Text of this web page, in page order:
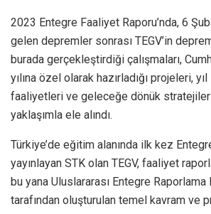
2023 Entegre Faaliyet Raporu’nda, 6
gelen depremler sonrası TEGV’in
burada gerçekleştirdiği çalışmaları,
yılına özel olarak hazırladığı projeleri,
faaliyetleri ve geleceğe dönük
yaklaşımla ele alındı.
Türkiye’de eğitim alanında ilk kez
yayınlayan STK olan TEGV, faaliyet
bu yana Uluslararası Entegre
tarafından oluşturulan temel kavram ve